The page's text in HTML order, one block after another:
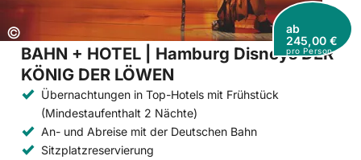
Copyright:
©
ab
245,00 €
pro Person
BAHN + HOTEL | Hamburg Disneys DER
KÖNIG DER LÖWEN
Übernachtungen in Top-Hotels mit Frühstück
(Mindestaufenthalt 2 Nächte)
An- und Abreise mit der Deutschen Bahn
Sitzplatzreservierung